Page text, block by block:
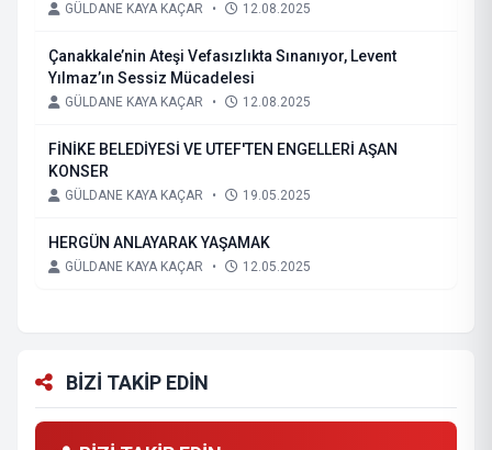
GÜLDANE KAYA KAÇAR • 12.08.2025
Çanakkale’nin Ateşi Vefasızlıkta Sınanıyor, Levent
Yılmaz’ın Sessiz Mücadelesi
GÜLDANE KAYA KAÇAR • 12.08.2025
FİNİKE BELEDİYESİ VE UTEF'TEN ENGELLERİ AŞAN
KONSER
GÜLDANE KAYA KAÇAR • 19.05.2025
HERGÜN ANLAYARAK YAŞAMAK
GÜLDANE KAYA KAÇAR • 12.05.2025
BİZİ TAKİP EDİN